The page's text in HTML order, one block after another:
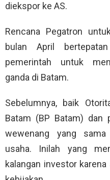
diekspor ke AS.
Rencana Pegatron
bulan April
pemerintah untuk
ganda di Batam.
Sebelumnya, baik
Batam (BP Batam) dan
wewenang yang
usaha. Inilah yang
kalangan investor